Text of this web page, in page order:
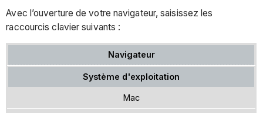
Avec l’ouverture de votre navigateur, saisissez les
raccourcis clavier suivants :
Navigateur
Système d'exploitation
Mac